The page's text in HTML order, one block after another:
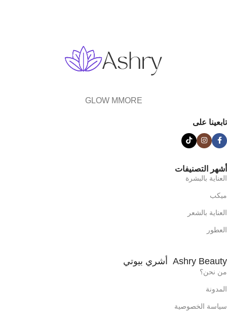
GLOW MMORE
تابعينا على
أشهر التصنيفات
العناية بالبشرة
ميكب
العناية بالشعر
العطور
Ashry Beauty أشري بيوتي
من نحن؟
المدونة
سياسة الخصوصية